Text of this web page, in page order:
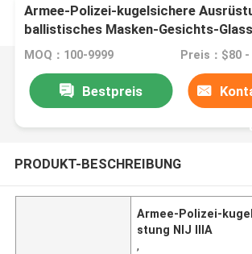
Armee-Polizei-kugelsichere
ballistisches Masken-Gesichts-
MOQ：100-9999 Preis：$80 -
Bestpreis
PRODUKT-BESCHREIBUNG
Armee-Polizei-
stung NIJ IIIA
,